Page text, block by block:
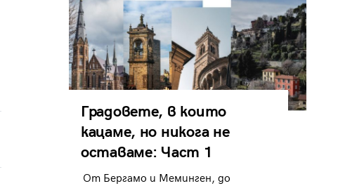
Градовете, в които
кацаме, но никога не
оставаме: Част 1
От Бергамо и Меминген, до